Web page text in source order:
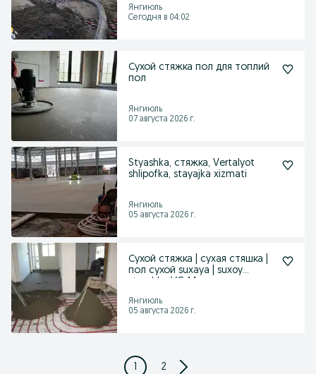
Янгиюль
Сегодня в 04:02
Сухой стяжка пол для топлий
пол
Янгиюль
07 августа 2026 г.
Styashka, стяжка, Vertalyot
shlipofka, stayajka xizmati
Янгиюль
05 августа 2026 г.
Сухой стяжка | сухая стяшка |
пол сухой suxaya | suxoy
Янгиюль
05 августа 2026 г.
1 2